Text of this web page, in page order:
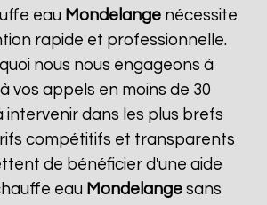
eau Mondelangenécessite
rapide et professionnelle.
nous nous engageons à
vos appels en moins de 30
intervenir dans les plus brefs
compétitifs et transparents
de bénéficier d'une aide
eau Mondelange sans